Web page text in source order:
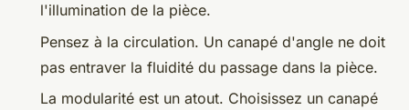
l'illumination de la pièce.
Pensez à la circulation. Un canapé d'angle ne doit
pas entraver la fluidité du passage dans la pièce.
La modularité est un atout. Choisissez un canapé